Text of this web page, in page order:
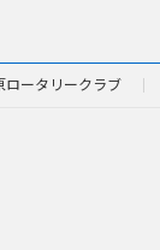
ロータリークラブ